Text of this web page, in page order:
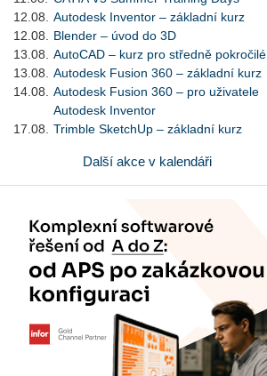
12.08.
Autodesk Inventor – základní kurz
12.08.
Blender – úvod do 3D
13.08.
AutoCAD – kurz pro středně pokročilé
13.08.
Autodesk Fusion 360 – základní kurz
14.08.
Autodesk Fusion 360 – pro uživatele
Autodesk Inventor
17.08.
Trimble SketchUp – základní kurz
Další akce v kalendáři